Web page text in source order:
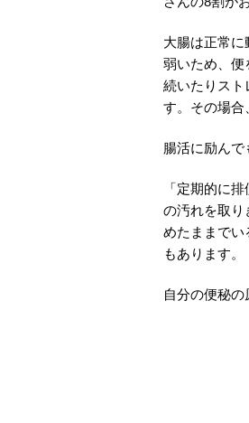
大腸は正常
弱いため、便
続いたりスト
す。その場合
腸活に励んで
「定期的に
の汚れを取り
めたままでい
もあります。
自分の便秘